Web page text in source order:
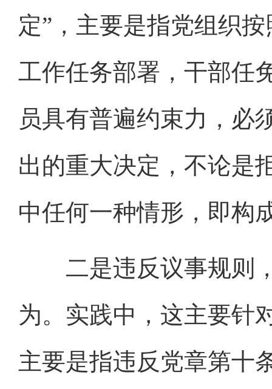
定”，主要是指党组织
工作任务部署，干部任
员具有普遍约束力，必
出的重大决定，不论是
中任何一种情形，即构
二是违反议事规则，
为。实践中，这主要针
主要是指违反党章第十